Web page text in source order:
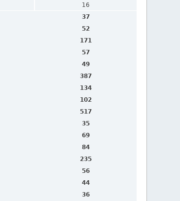
16
37
52
171
57
49
387
134
102
517
35
69
84
235
56
44
36